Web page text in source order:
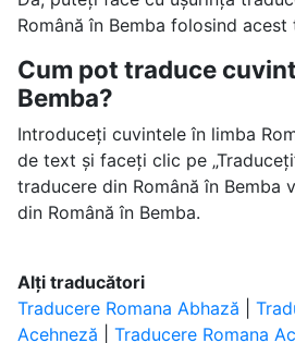
Română în Bemba folosind acest
Cum pot traduce
Bemba?
Introduceți cuvintele în limba
de text și faceți clic pe
traducere din Română în Bemba
din Română în Bemba.
Alți traducători
Traducere Romana Abhază
Acehneză
Traducere Romana